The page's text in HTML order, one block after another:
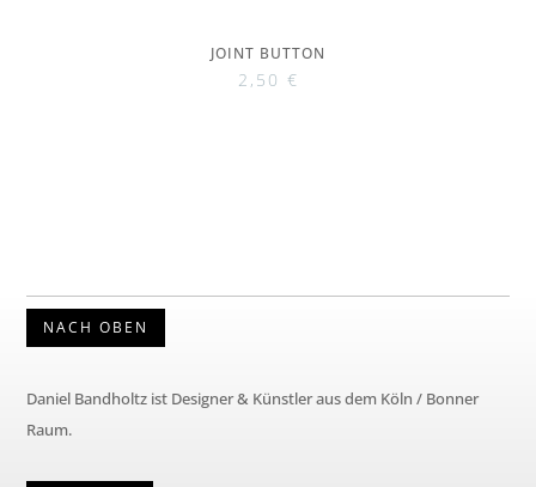
JOINT BUTTON
2,50 €
NACH OBEN
Daniel Bandholtz ist Designer & Künstler aus dem Köln / Bonner
Raum.